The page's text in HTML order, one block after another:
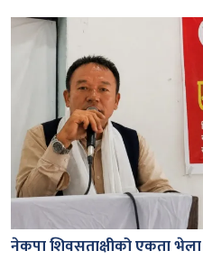
नेकपा शिवसताक्षीको एकता